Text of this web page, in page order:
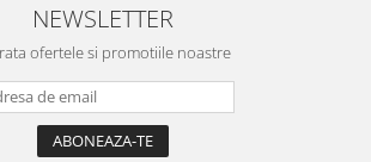
NEWSLETTER
ofertele si promotiile noastre